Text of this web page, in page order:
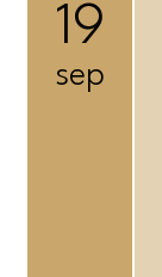
19
sep